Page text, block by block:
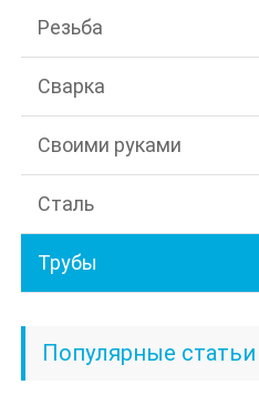
Резьба
Сварка
Своими руками
Сталь
Трубы
Популярные статьи